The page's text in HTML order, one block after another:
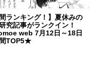
間ランキング！】夏休みの
究記事がランクイン！
web 7月12日～18日
TOP5★